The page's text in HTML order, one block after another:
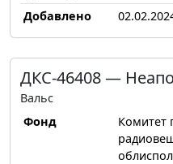
Добавлено
ДКС-46408 —
Вальс
Фонд
Комитет